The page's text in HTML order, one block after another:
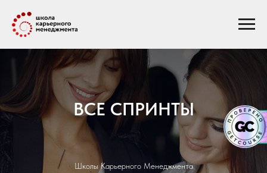
ВСЕ СПРИНТЫ
Школы Карьерного Менеджмента